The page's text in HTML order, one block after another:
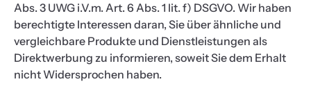
Abs. 3 UWG i.V.m. Art. 6 Abs. 1 lit. f) DSGVO. Wir haben
berechtigte Interessen daran, Sie über ähnliche und
vergleichbare Produkte und Dienstleistungen als
Direktwerbung zu informieren, soweit Sie dem Erhalt
nicht Widersprochen haben.